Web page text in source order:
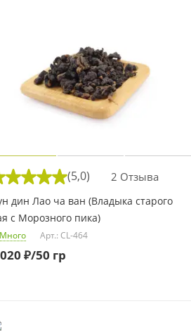
(5,0) 2 Отзыва
дин Лао ча ван (Владыка старого
с Морозного пика)
Много Арт.: CL-464
₽/50 гр